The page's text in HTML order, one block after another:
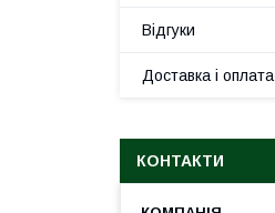
Відгуки
Доставка і оплата
КОНТАКТИ